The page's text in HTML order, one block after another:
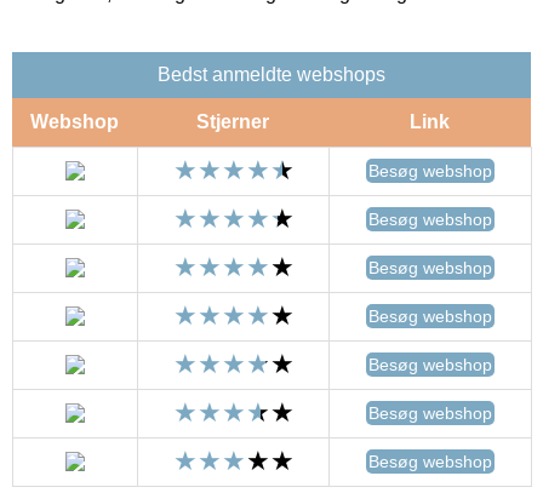
Bedst anmeldte webshops
Webshop Stjerner Link
Besøg webshop
Besøg webshop
Besøg webshop
Besøg webshop
Besøg webshop
Besøg webshop
Besøg webshop